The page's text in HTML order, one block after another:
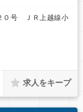
０号 ＪＲ上越線小
求人をキープ